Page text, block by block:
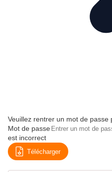
Veuillez rentrer un mot de
Mot de passe
est incorrect
Télécharger